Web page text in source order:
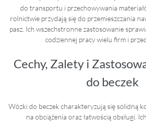
do transportu i przechowywania
rolnictwie przydają się do przemieszczania
pasz. Ich wszechstronne zastosowanie
codziennej pracy wielu firm i
Cechy, Zalety i
do beczek
Wózki do beczek charakteryzują się solidną
na obciążenia oraz łatwością obsługi.